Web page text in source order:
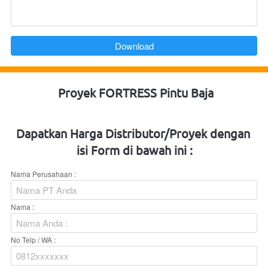
`Download
Proyek FORTRESS Pintu Baja
Dapatkan Harga Distributor/Proyek dengan
isi Form di bawah ini :
Nama Perusahaan :
Nama :
No Telp / WA :